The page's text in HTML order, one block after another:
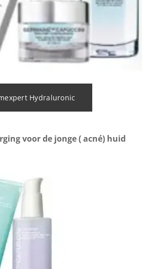
Hydraluronic
voor de jonge ( acné) huid